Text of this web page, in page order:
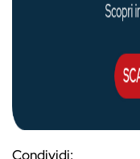
Condividi: